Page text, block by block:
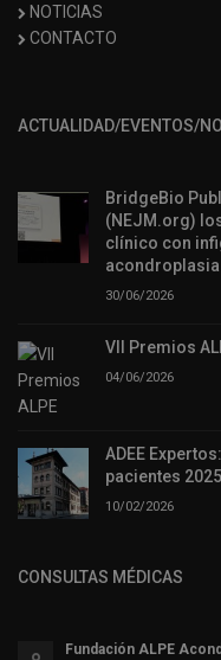
NOTICIAS
CONTACTO
ACTUALIDAD/EVENTOS/
BridgeBio
(NEJM.org)
clínico con
acondroplasia
30/06/2026
VII Premios
04/06/2026
ADEE
pacientes 2025
10/02/2026
CONSULTAS MÉDICAS
Fundación ALPE